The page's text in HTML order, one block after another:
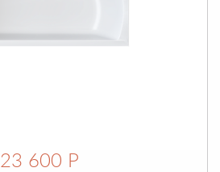
23 600 Р